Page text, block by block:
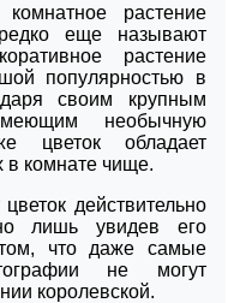
растение
еще называют
растение
популярностью в
своим крупным
необычную
цветок обладает
в комнате чище.
действительно
лишь увидев его
что даже самые
не могут
королевской.